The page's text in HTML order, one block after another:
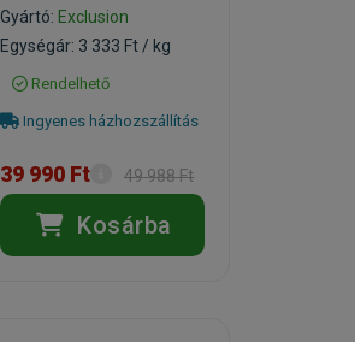
Gyártó: Exclusion
Egységár: 3 333 Ft / kg
Rendelhető
Ingyenes házhozszállítás
39 990 Ft 49 988 Ft
Kosárba